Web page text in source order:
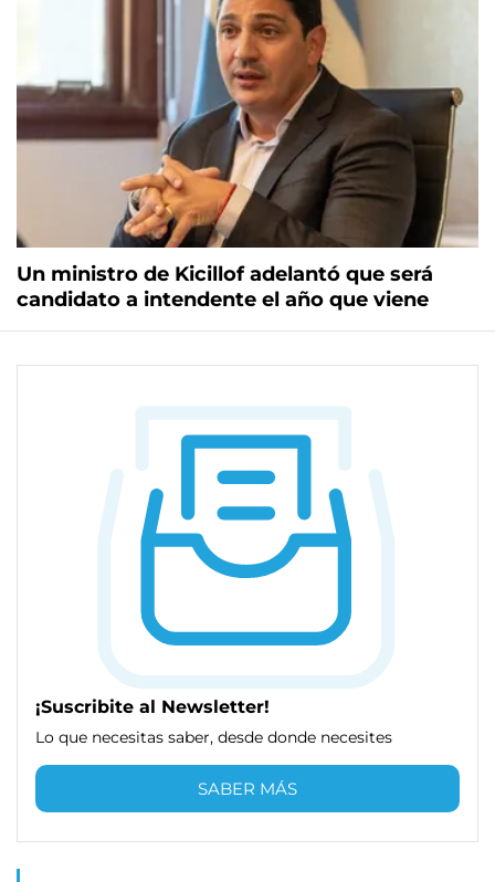
Un ministro de Kicillof adelantó que será
candidato a intendente el año que viene
¡Suscribite al Newsletter!
Lo que necesitas saber, desde donde necesites
SABER MÁS